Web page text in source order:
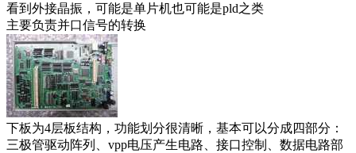
看到外接晶振，可能是单片机也可能是pld之类
主要负责并口信号的转换
下板为4层板结构，功能划分很清晰，基本可以分成四部分：
三极管驱动阵列、vpp电压产生电路、接口控制、数据电路部